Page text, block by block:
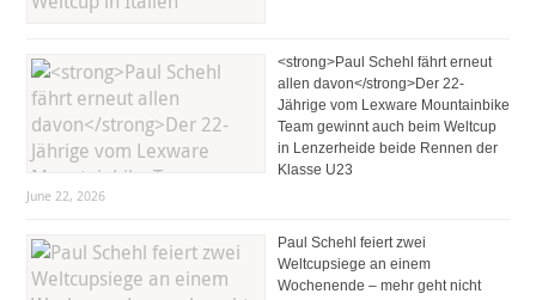
<strong>Paul Schehl fährt erneut
allen davon</strong>Der 22-
Jährige vom Lexware Mountainbike
Team gewinnt auch beim Weltcup
in Lenzerheide beide Rennen der
Klasse U23
June 22, 2026
Paul Schehl feiert zwei
Weltcupsiege an einem
Wochenende – mehr geht nicht